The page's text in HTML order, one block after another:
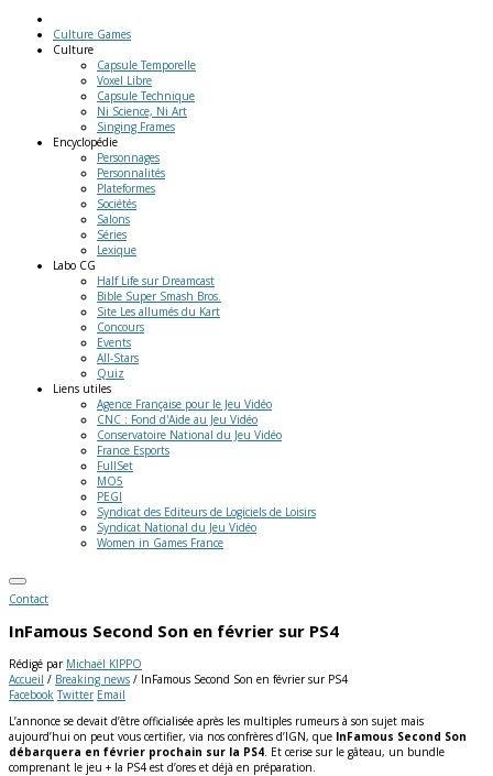
Culture Games
Culture
Capsule Temporelle
Voxel Libre
Capsule Technique
Ni Science, Ni Art
Singing Frames
Encyclopédie
Personnages
Personnalités
Plateformes
Sociétés
Salons
Séries
Lexique
Labo CG
Half Life sur Dreamcast
Bible Super Smash Bros.
Site Les allumés du Kart
Concours
Events
All-Stars
Quiz
Liens utiles
Agence Française pour le Jeu Vidéo
CNC : Fond d'Aide au Jeu Vidéo
Conservatoire National du Jeu Vidéo
France Esports
FullSet
MO5
PEGI
Syndicat des Editeurs de Logiciels de Loisirs
Syndicat National du Jeu Vidéo
Women in Games France
Contact
InFamous Second Son en février sur PS4
Rédigé par Michaël KIPPO
Accueil / Breaking news / InFamous Second Son en février sur PS4
Facebook Twitter Email
L’annonce se devait d’être officialisée après les multiples rumeurs à son sujet mais
aujourd’hui on peut vous certifier, via nos confrères d’IGN, que InFamous Second Son
débarquera en février prochain sur la PS4. Et cerise sur le gâteau, un bundle
comprenant le jeu + la PS4 est d’ores et déjà en préparation.